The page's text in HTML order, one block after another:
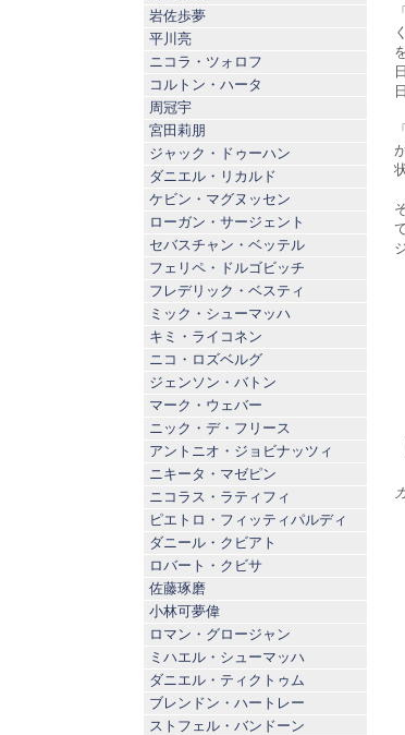
岩佐歩夢
平川亮
ニコラ・ツォロフ
コルトン・ハータ
周冠宇
宮田莉朋
ジャック・ドゥーハン
ダニエル・リカルド
ケビン・マグヌッセン
ローガン・サージェント
セバスチャン・ベッテル
フェリペ・ドルゴビッチ
フレデリック・ベスティ
ミック・シューマッハ
キミ・ライコネン
ニコ・ロズベルグ
ジェンソン・バトン
マーク・ウェバー
ニック・デ・フリース
アントニオ・ジョビナッツィ
ニキータ・マゼピン
ニコラス・ラティフィ
ピエトロ・フィッティパルディ
ダニール・クビアト
ロバート・クビサ
佐藤琢磨
小林可夢偉
ロマン・グロージャン
ミハエル・シューマッハ
ダニエル・ティクトゥム
ブレンドン・ハートレー
ストフェル・バンドーン